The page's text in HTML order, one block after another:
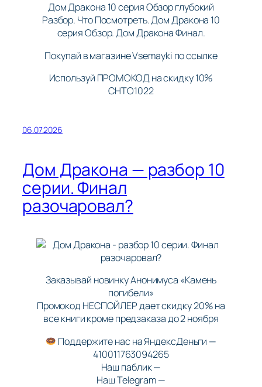
Дом Дракона 10 серия Обзор глубокий
Разбор. Что Посмотреть. Дом Дракона 10
серия Обзор. Дом Дракона Финал.
Покупай в магазине Vsemayki по ссылке
Используй ПРОМОКОД на скидку 10%
CHTO1022
06.07.2026
Дом Дракона — разбор 10
серии. Финал
разочаровал?
Заказывай новинку Анонимуса «Камень
погибели»
Промокод НЕСПОЙЛЕР дает скидку 20% на
все книги кроме предзаказа до 2 ноября
Поддержите нас на ЯндексДеньги —
410011763094265
Наш паблик —
Наш Telegram —